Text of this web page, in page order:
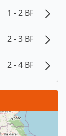
1 - 2 BF
2 - 3 BF
2 - 4 BF